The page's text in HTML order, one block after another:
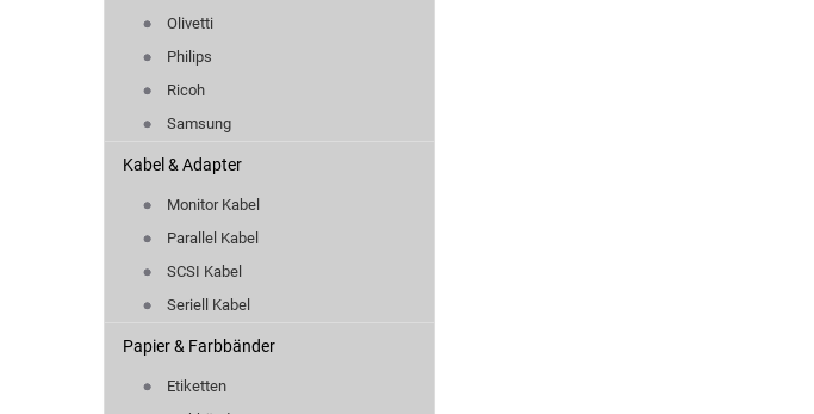
Olivetti
Philips
Ricoh
Samsung
Kabel & Adapter
Monitor Kabel
Parallel Kabel
SCSI Kabel
Seriell Kabel
Papier & Farbbänder
Etiketten